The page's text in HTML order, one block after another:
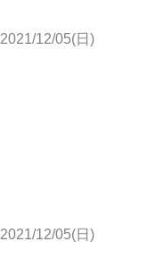
2021/12/05(日)
2021/12/05(日)